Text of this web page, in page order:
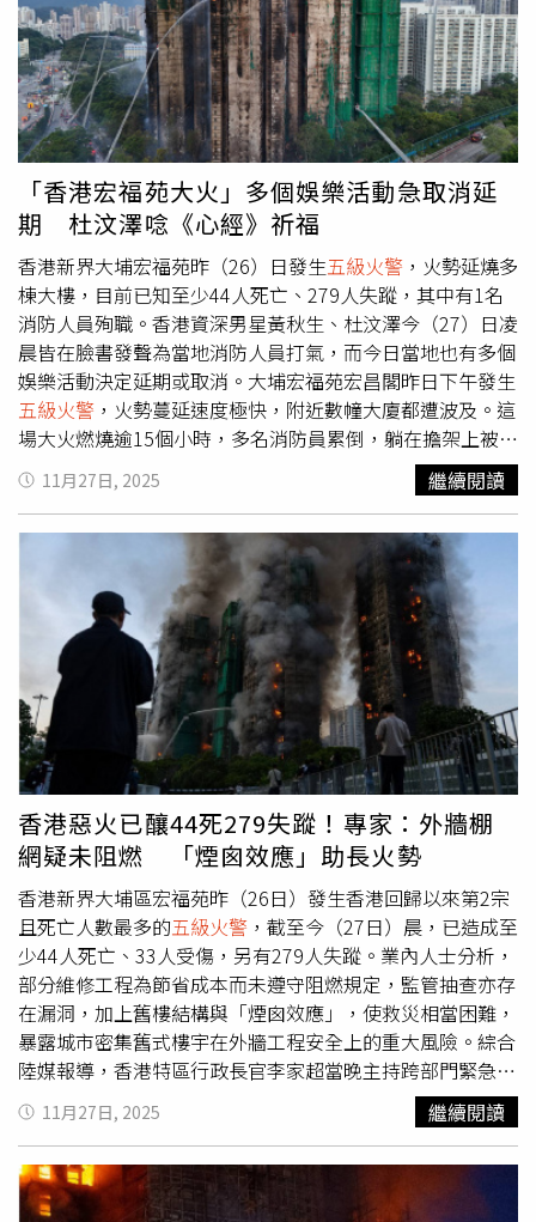
和塑膠布等；警方並在未受波及的大樓發現各層電梯大堂窗
外均包覆易燃泡沫塑膠，引發高度關注，並懷疑泡沫塑膠或
是火勢瞬間蔓延的主要原因之一。香港新界大埔區宏福苑昨
（26日）發生香港回歸以來第2宗的五級火警。（圖／達志
／美聯社）香港警方在記者會中表示，相信負責進行外牆維
修工程的公司存在「嚴重疏忽」。工程承辦商為「宏業建築
工程有限公司」，該公司自去年7月起在宏福苑進行大規模
外牆維修，工程長達1年多。根據文件，宏昌閣為維修工程
第一期，原訂明年3月至6月期間分批拆除棚架，但火災中最
先起火的正是這些棚架。值得注意的是，棚架結構在10月時
曾因受颱風「樺加沙」損毀而需緊急加固，但如今卻反成助
燃結構，令外界質疑棚架用料或施工安全是否存在瑕疵。案
發後，多家港媒多次致電宏業建築及宏福苑業主立案法團，
但至今全部「神隱」，無人接聽或回覆，幾乎全面失聯，引
起社會強烈不滿。香港新界大埔區宏福苑昨（26日）發生香
港回歸以來第2宗的五級火警。（圖／達志／美聯社）對
此，警方在27日清晨7時半展開突襲調查，《香港01》記者
在宏業建築位於新蒲崗的寫字樓外目擊多名重案組探員進入
調查，並將一箱箱文件封存、疑準備帶走深入分析。約2小
時後，1名男子被警員以黑布蒙面、反鎖押上警車帶走。警
方同日宣布，已在大埔、牛頭角及新蒲崗拘捕3名本地男
子，涉嫌「誤殺」（過失致死），年齡介乎52至68歲，分
別為涉事工程公司的2名董事及1名工程顧問，目前均被扣
查。警方強調，後續將全面調查大判、二判乃至參與工程的
工人，以釐清火勢如何急速擴散，以及是否涉及違規施工或
管理疏失。
「香港宏福苑大火」多個娛樂活動急取消延
期 杜汶澤唸《心經》祈福
香港新界大埔宏福苑昨（26）日發生五級火警 ，火勢延燒多
棟大樓，目前已知至少44人死亡、279人失蹤，其中有1名
消防人員殉職。香港資深男星黃秋生、杜汶澤今（27）日凌
晨皆在臉書發聲為當地消防人員打氣，而今日當地也有多個
娛樂活動決定延期或取消。大埔宏福苑宏昌閣昨日下午發生
五級火警 ，火勢蔓延速度極快，附近數幢大廈都遭波及。這
場大火燃燒逾15個小時，多名消防員累倒，躺在擔架上被抬
上救護車送醫，共有7名消防人員受傷，經送醫治療情況穩
定；另外有1名消防員不幸殉職。香港資深演員黃秋生27日
凌晨在臉書發文寫道「香港消防」，並附上15個比讚、100
分以及愛心等表情符號。網友們也紛紛留言聲援：「全香港
的紀律部隊，我只尊敬消防」、「衷心感謝香港英勇的消防
員」、「消防員請務必安全回家」、「消防和救護人員都值
得尊敬」。已移居台灣的港星杜汶澤也貼出《心經》全文為
逝者祈福，他也感慨工作不順、家人小病痛或感情挫折都比
不上眼前的生離死別，呼籲大眾面對生活困境時要撐下去。
他寫下：「看到新聞有老人家老公在外面老婆還在火場，你
會覺得，生活上的事其實沒有什麼大不了。大家stay strong
! 加油！」不少藝人也幫忙轉發救援資訊，而原定今日舉行
的多個娛樂活動都陸續宣布延期或取消，包括JACE陳凱詠
演唱會延期開賣、《優獸大都會2》首映會取消、佘詩曼聖
誕亮燈活動延期、陳家樂及連詩雅的聖誕活動啟動禮延期、
「粤劇特朗普記者會」延期、舞蹈團45週年舞劇《武道》記
者會部份取消。除了活動延期，電視台節目也有調動。TVB
昨日停播《阿姐看世界》，並將《晚間新聞》提前播出；亞
洲電視正好位於大埔區，電視台騰出2、4樓作為災民避險場
所，預計可容納150至200人，並呼籲有需要的機構可以聯
絡。值得關注的是，韓國大型頒獎典禮MAMA將於28、29日
在香港舉行，而大部分嘉賓皆已抵達香港，包含Stray
Kids、IVE、i-dle等藝人。不過許多南韓網友都在討論典禮
是否取消會比較恰當，但主辦方Mnet目前沒有特別回應。
／翻攝自臉書＠karma.dawa.7）
11月27日, 2025 繼續閱讀
香港惡火已釀44死279失蹤！專家：外牆棚
網疑未阻燃 「煙囪效應」助長火勢
香港新界大埔區宏福苑昨（26日）發生香港回歸以來第2宗
且死亡人數最多的五級火警 ，截至今（27日）晨，已造成至
少44人死亡、33人受傷，另有279人失蹤。業內人士分析，
部分維修工程為節省成本而未遵守阻燃規定，監管抽查亦存
在漏洞，加上舊樓結構與「煙囪效應」，使救災相當困難，
暴露城市密集舊式樓宇在外牆工程安全上的重大風險。綜合
陸媒報導，香港特區行政長官李家超當晚主持跨部門緊急會
議，對多名死傷者與殉職消防員表達極度哀痛，並向家屬致
以慰問。他宣布啟動緊急事故監察及支援中心，指示保安
局、消防處及其他部門全力投入滅火、救援與醫療工作，並
強調市民安全應置於首位。民政事務總署在現場設立援助
站，安排受影響居民入住臨時庇護中心，並提供情緒支援；
11月27日, 2025 繼續閱讀